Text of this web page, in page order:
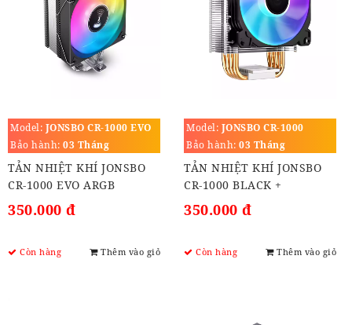
Model: JONSBO CR-1000 EVO
ARGB
Bảo hành: 03 Tháng
TẢN NHIỆT KHÍ JONSBO
CR-1000 EVO ARGB
350.000 đ
Còn hàng Thêm vào giỏ
Model: JONSBO CR-1000
BLACK
Bảo hành: 03 Tháng
TẢN NHIỆT KHÍ JONSBO
CR-1000 BLACK +
(BACKPLATE 1700)
350.000 đ
Còn hàng Thêm vào giỏ